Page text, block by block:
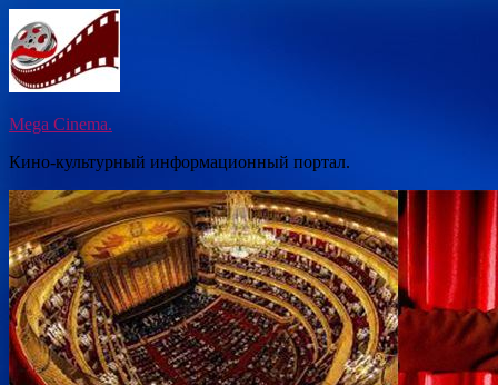
Перейти
к
содержимому
Mega Cinema.
Кино-культурный информационный портал.